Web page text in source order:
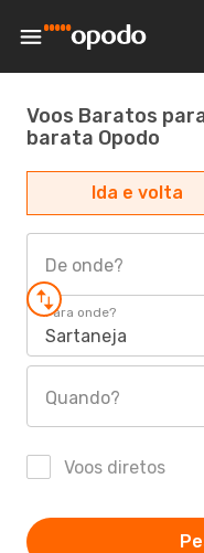
Voos Baratos
barata Opodo
Ida e volta
De onde?
Para onde?
Sartaneja
Quando?
Voos diretos